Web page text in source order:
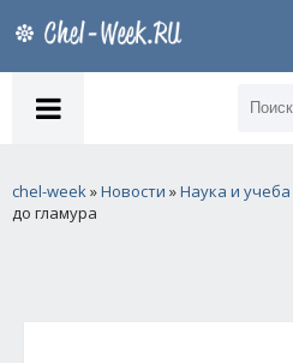
chel-week»Новости »Наука и учеба
до гламура